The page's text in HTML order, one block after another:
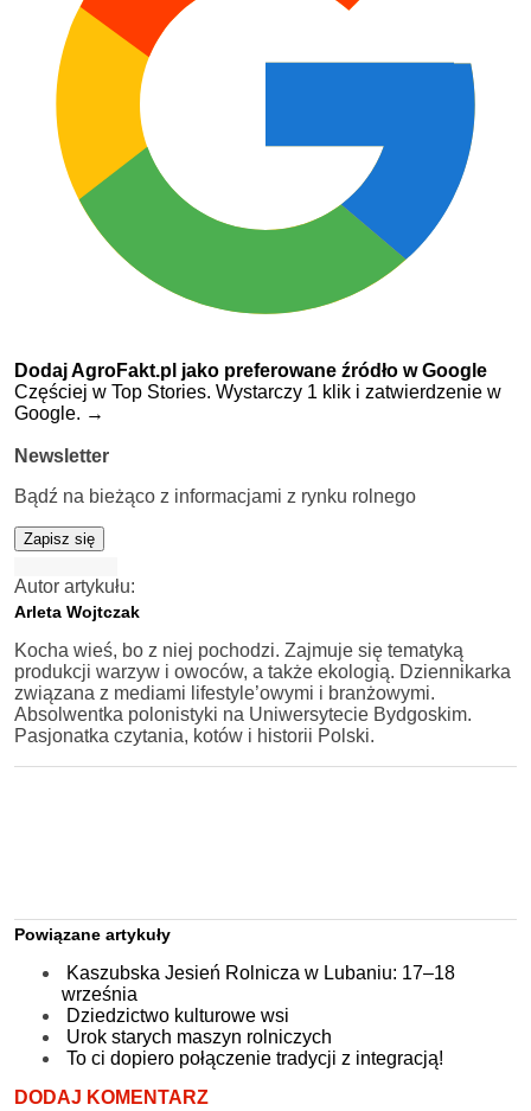
Dodaj AgroFakt.pl jako preferowane źródło w Google
Częściej w Top Stories. Wystarczy 1 klik i zatwierdzenie w
Google. →
Newsletter
Bądź na bieżąco z informacjami z rynku rolnego
Zapisz się
Autor artykułu:
Arleta Wojtczak
Kocha wieś, bo z niej pochodzi. Zajmuje się tematyką
produkcji warzyw i owoców, a także ekologią. Dziennikarka
związana z mediami lifestyle’owymi i branżowymi.
Absolwentka polonistyki na Uniwersytecie Bydgoskim.
Pasjonatka czytania, kotów i historii Polski.
Powiązane artykuły
Kaszubska Jesień Rolnicza w Lubaniu: 17–18
września
Dziedzictwo kulturowe wsi
Urok starych maszyn rolniczych
To ci dopiero połączenie tradycji z integracją!
DODAJ KOMENTARZ